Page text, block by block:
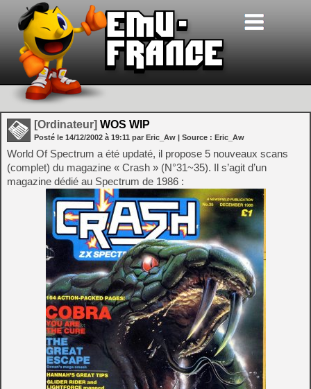
[Ordinateur] WOS WIP
Posté le 14/12/2002 à 19:11 par Eric_Aw | Source : Eric_Aw
World Of Spectrum a été updaté, il propose 5 nouveaux scans
(complet) du magazine « Crash » (N°31~35). Il s’agit d’un
magazine dédié au Spectrum de 1986 :